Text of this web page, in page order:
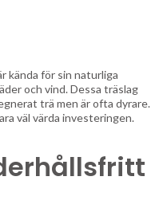
kända för sin naturliga
och vind. Dessa träslag
trä men är ofta dyrare.
väl värda investeringen.